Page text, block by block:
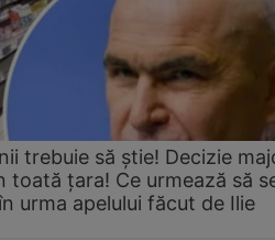
trebuie să știe! Decizie
toată țara! Ce urmează să
urma apelului făcut de Ilie